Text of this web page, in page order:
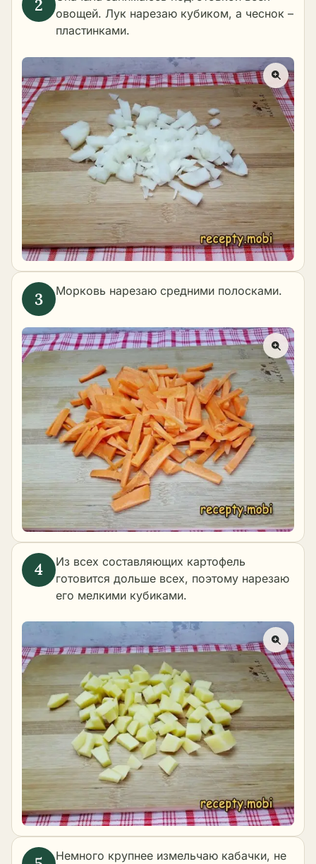
овощей. Лук нарезаю кубиком, а чеснок –
пластинками.
Морковь нарезаю средними полосками.
Из всех составляющих картофель
готовится дольше всех, поэтому нарезаю
его мелкими кубиками.
Немного крупнее измельчаю кабачки, не